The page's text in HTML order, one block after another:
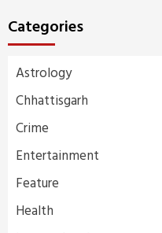
Categories
Astrology
Chhattisgarh
Crime
Entertainment
Feature
Health